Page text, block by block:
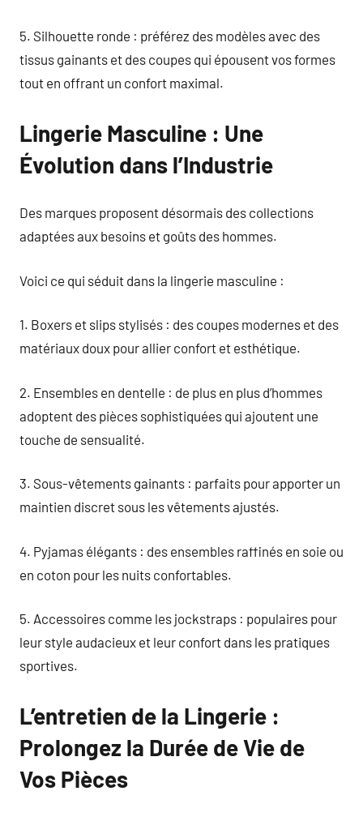
5. Silhouette ronde : préférez des modèles avec des
tissus gainants et des coupes qui épousent vos formes
tout en offrant un confort maximal.
Lingerie Masculine : Une
Évolution dans l’Industrie
Des marques proposent désormais des collections
adaptées aux besoins et goûts des hommes.
Voici ce qui séduit dans la lingerie masculine :
1. Boxers et slips stylisés : des coupes modernes et des
matériaux doux pour allier confort et esthétique.
2. Ensembles en dentelle : de plus en plus d’hommes
adoptent des pièces sophistiquées qui ajoutent une
touche de sensualité.
3. Sous-vêtements gainants : parfaits pour apporter un
maintien discret sous les vêtements ajustés.
4. Pyjamas élégants : des ensembles raffinés en soie ou
en coton pour les nuits confortables.
5. Accessoires comme les jockstraps : populaires pour
leur style audacieux et leur confort dans les pratiques
sportives.
L’entretien de la Lingerie :
Prolongez la Durée de Vie de
Vos Pièces